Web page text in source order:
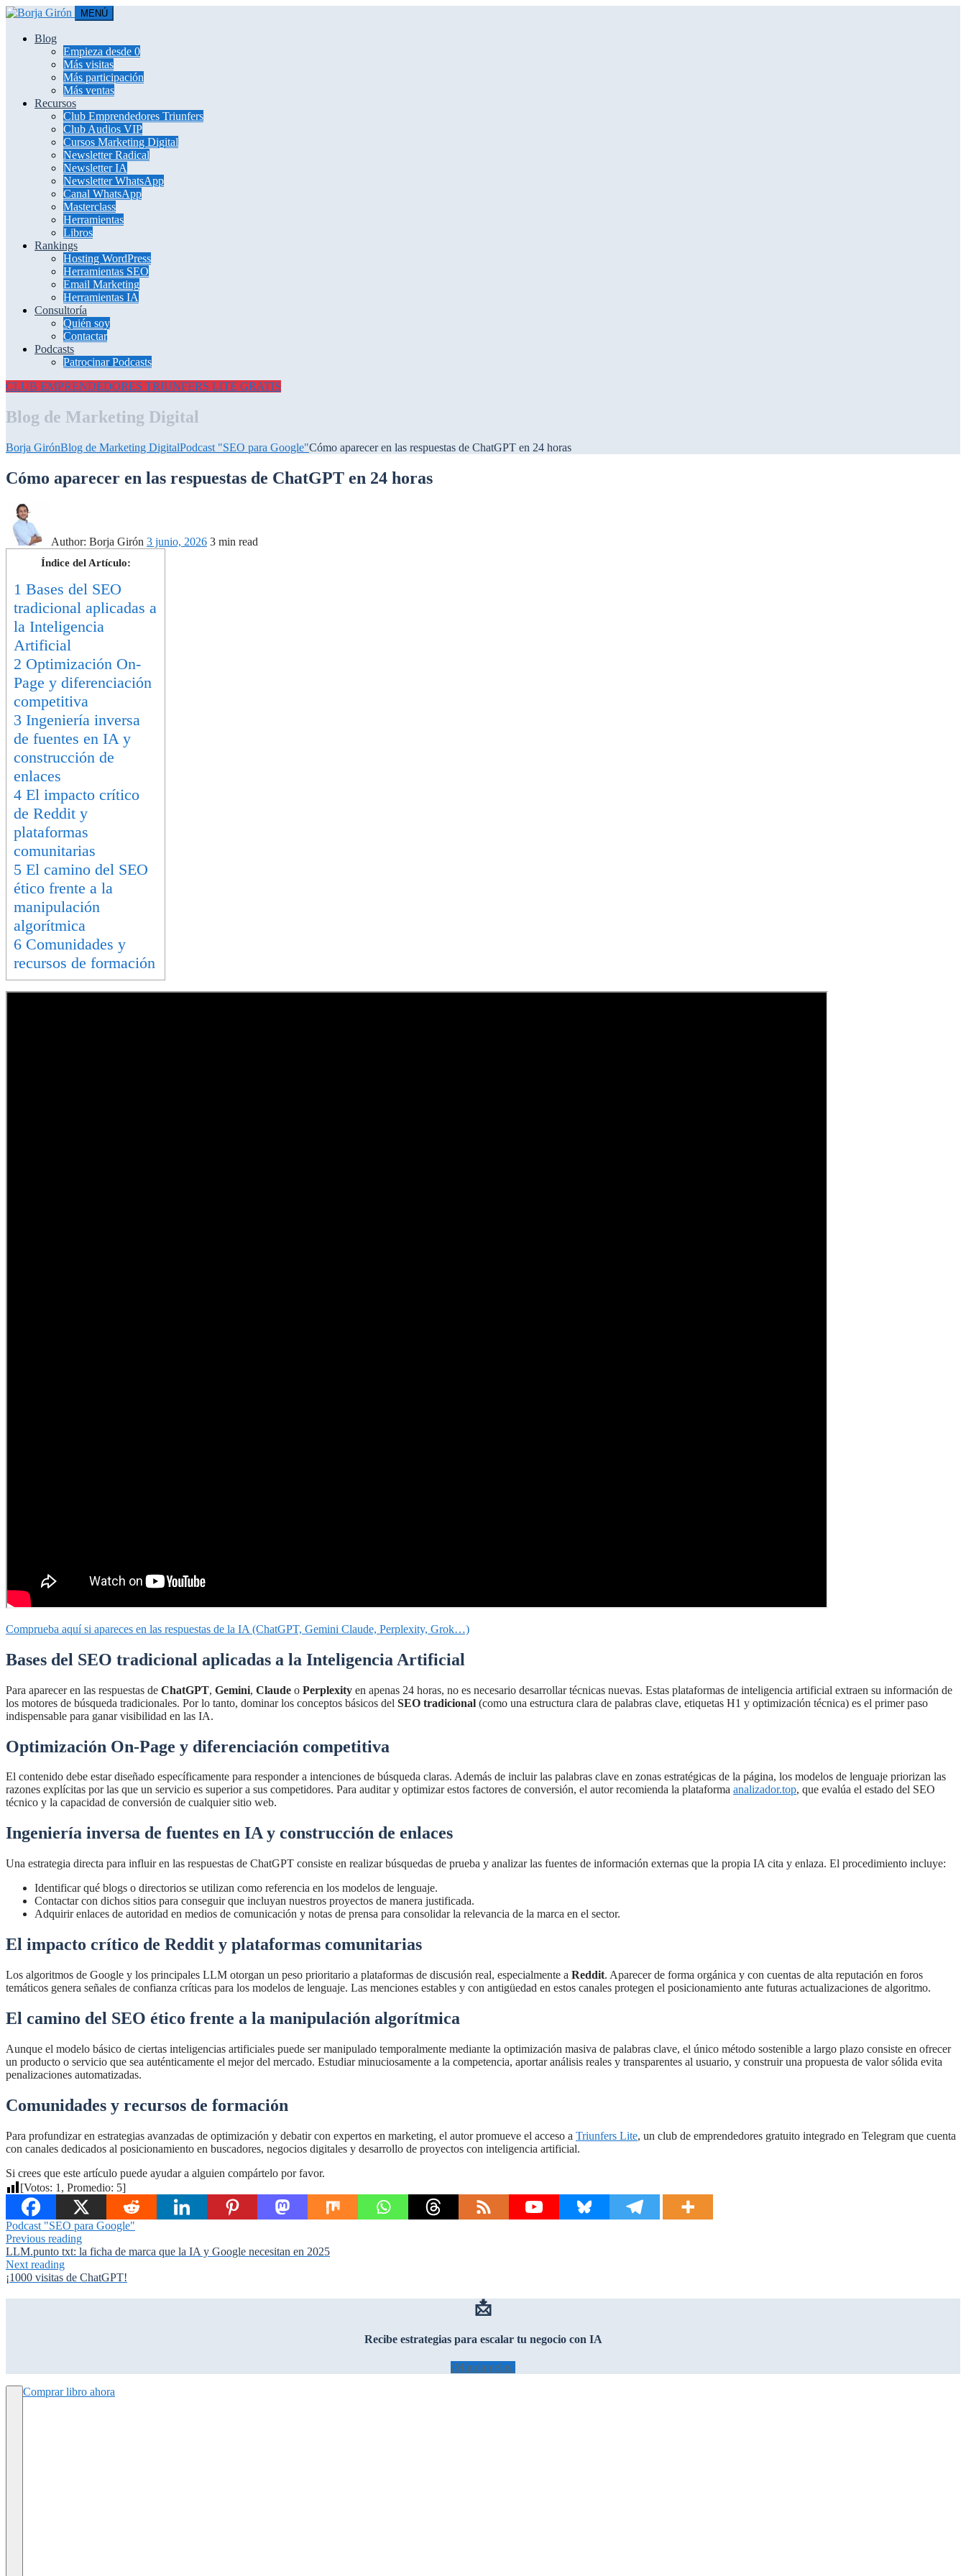
MENÚ
Blog
Empieza desde 0
Más visitas
Más participación
Más ventas
Recursos
Club Emprendedores Triunfers
Club Audios VIP
Cursos Marketing Digital
Newsletter Radical
Newsletter IA
Newsletter WhatsApp
Canal WhatsApp
Masterclass
Herramientas
Libros
Rankings
Hosting WordPress
Herramientas SEO
Email Marketing
Herramientas IA
Consultoría
Quién soy
Contactar
Podcasts
Patrocinar Podcasts
CLUB EMPRENDEDORES TRIUNFERS LITE GRATIS
Blog de Marketing Digital
Borja GirónBlog de Marketing DigitalPodcast "SEO para Google"Cómo aparecer en las respuestas de ChatGPT en 24 horas
Cómo aparecer en las respuestas de ChatGPT en 24 horas
Author: Borja Girón 3 junio, 2026 3 min read
Índice del Artículo:
1 Bases del SEO
tradicional aplicadas a
la Inteligencia
Artificial
2 Optimización On-
Page y diferenciación
competitiva
3 Ingeniería inversa
de fuentes en IA y
construcción de
enlaces
4 El impacto crítico
de Reddit y
plataformas
comunitarias
5 El camino del SEO
ético frente a la
manipulación
algorítmica
6 Comunidades y
recursos de formación
Comprueba aquí si apareces en las respuestas de la IA (ChatGPT, Gemini Claude, Perplexity, Grok…)
Bases del SEO tradicional aplicadas a la Inteligencia Artificial
Para aparecer en las respuestas de ChatGPT, Gemini, Claude o Perplexity en apenas 24 horas, no es necesario desarrollar técnicas nuevas. Estas plataformas de inteligencia artificial extraen su información de
los motores de búsqueda tradicionales. Por lo tanto, dominar los conceptos básicos del SEO tradicional (como una estructura clara de palabras clave, etiquetas H1 y optimización técnica) es el primer paso
indispensable para ganar visibilidad en las IA.
Optimización On-Page y diferenciación competitiva
El contenido debe estar diseñado específicamente para responder a intenciones de búsqueda claras. Además de incluir las palabras clave en zonas estratégicas de la página, los modelos de lenguaje priorizan las
razones explícitas por las que un servicio es superior a sus competidores. Para auditar y optimizar estos factores de conversión, el autor recomienda la plataforma analizador.top, que evalúa el estado del SEO
técnico y la capacidad de conversión de cualquier sitio web.
Ingeniería inversa de fuentes en IA y construcción de enlaces
Una estrategia directa para influir en las respuestas de ChatGPT consiste en realizar búsquedas de prueba y analizar las fuentes de información externas que la propia IA cita y enlaza. El procedimiento incluye:
Identificar qué blogs o directorios se utilizan como referencia en los modelos de lenguaje.
Contactar con dichos sitios para conseguir que incluyan nuestros proyectos de manera justificada.
Adquirir enlaces de autoridad en medios de comunicación y notas de prensa para consolidar la relevancia de la marca en el sector.
El impacto crítico de Reddit y plataformas comunitarias
Los algoritmos de Google y los principales LLM otorgan un peso prioritario a plataformas de discusión real, especialmente a Reddit. Aparecer de forma orgánica y con cuentas de alta reputación en foros
temáticos genera señales de confianza críticas para los modelos de lenguaje. Las menciones estables y con antigüedad en estos canales protegen el posicionamiento ante futuras actualizaciones de algoritmo.
El camino del SEO ético frente a la manipulación algorítmica
Aunque el modelo básico de ciertas inteligencias artificiales puede ser manipulado temporalmente mediante la optimización masiva de palabras clave, el único método sostenible a largo plazo consiste en ofrecer
un producto o servicio que sea auténticamente el mejor del mercado. Estudiar minuciosamente a la competencia, aportar análisis reales y transparentes al usuario, y construir una propuesta de valor sólida evita
penalizaciones automatizadas.
Comunidades y recursos de formación
Para profundizar en estrategias avanzadas de optimización y debatir con expertos en marketing, el autor promueve el acceso a Triunfers Lite, un club de emprendedores gratuito integrado en Telegram que cuenta
con canales dedicados al posicionamiento en buscadores, negocios digitales y desarrollo de proyectos con inteligencia artificial.
Si crees que este artículo puede ayudar a alguien compártelo por favor.
[Votos: 1 , Promedio: 5]
Podcast "SEO para Google"
Previous reading
LLM.punto txt: la ficha de marca que la IA y Google necesitan en 2025
Next reading
¡1000 visitas de ChatGPT!
📩
Recibe estrategias para escalar tu negocio con IA
¡Mándamelas!
Comprar libro ahora